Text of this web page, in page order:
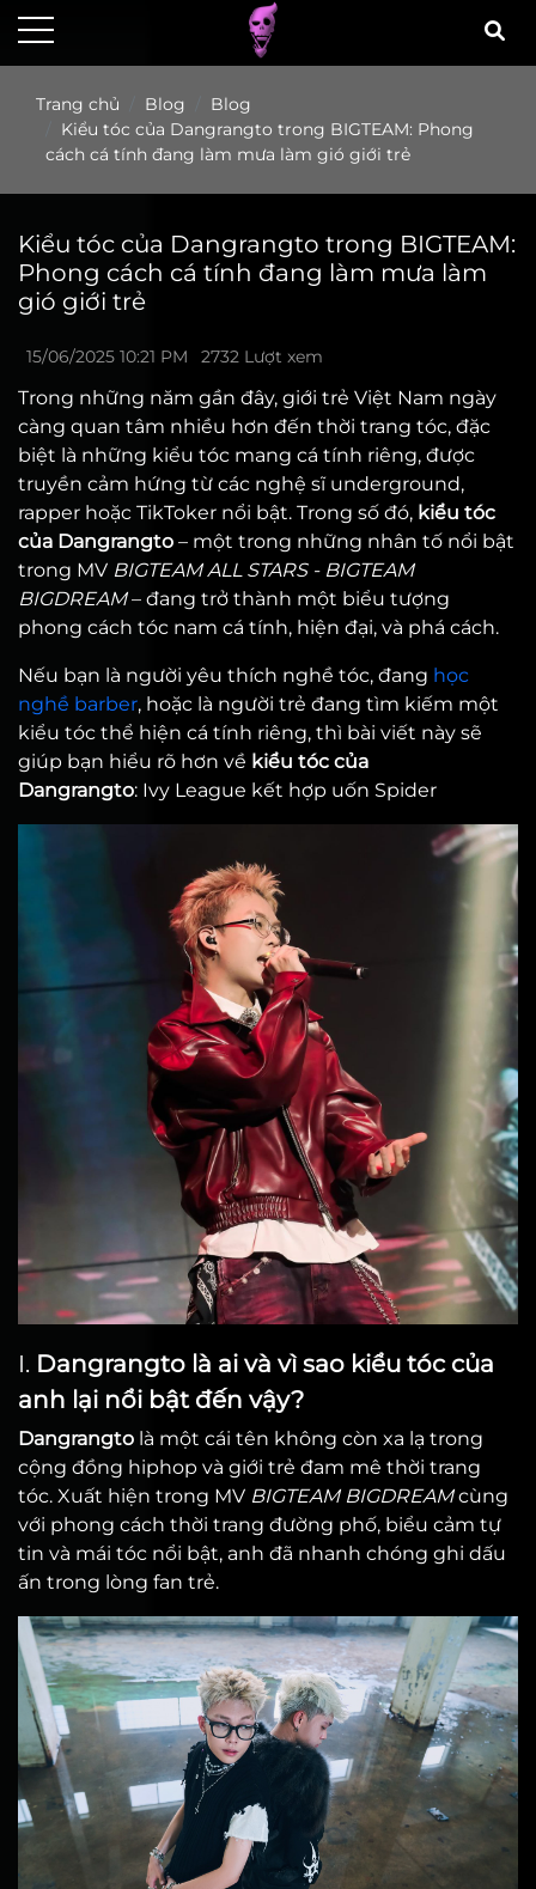
Trang chủ Blog
Blog
Kiểu tóc của Dangrangto trong BIGTEAM: Phong
cách cá tính đang làm mưa làm gió giới trẻ
Kiểu tóc của Dangrangto trong BIGTEAM:
Phong cách cá tính đang làm mưa làm
gió giới trẻ
15/06/2025 10:21 PM 2732 Lượt xem
Trong những năm gần đây, giới trẻ Việt Nam ngày
càng quan tâm nhiều hơn đến thời trang tóc, đặc
biệt là những kiểu tóc mang cá tính riêng, được
truyền cảm hứng từ các nghệ sĩ underground,
rapper hoặc TikToker nổi bật. Trong số đó, kiểu tóc
của Dangrangto – một trong những nhân tố nổi bật
trong MV BIGTEAM ALL STARS - BIGTEAM
BIGDREAM– đang trở thành một biểu tượng
phong cách tóc nam cá tính, hiện đại, và phá cách.
Nếu bạn là người yêu thích nghề tóc, đang học
nghề barber, hoặc là người trẻ đang tìm kiếm một
kiểu tóc thể hiện cá tính riêng, thì bài viết này sẽ
giúp bạn hiểu rõ hơn về kiểu tóc của
Dangrangto: Ivy League kết hợp uốn Spider
I. Dangrangto là ai và vì sao kiểu tóc của
anh lại nổi bật đến vậy?
Dangrangto là một cái tên không còn xa lạ trong
cộng đồng hiphop và giới trẻ đam mê thời trang
tóc. Xuất hiện trong MV BIGTEAM BIGDREAMcùng
với phong cách thời trang đường phố, biểu cảm tự
tin và mái tóc nổi bật, anh đã nhanh chóng ghi dấu
ấn trong lòng fan trẻ.